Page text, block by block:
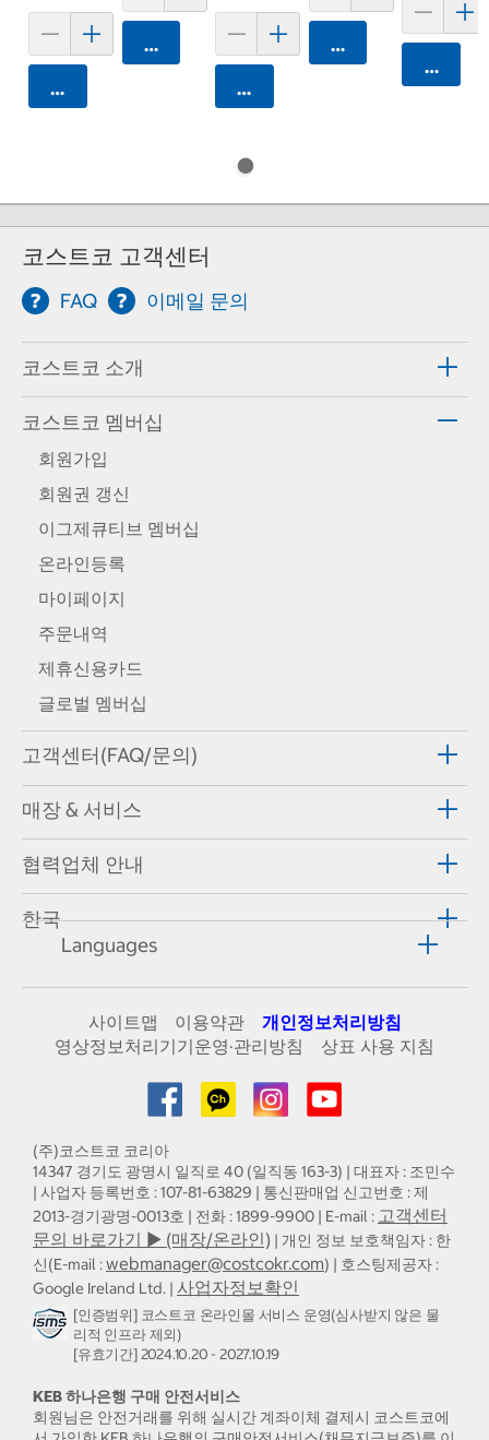
카트에 담기
카트에 담기
카트에 담기
카트에 담기
카트에
코스트코 고객센터
FAQ 이메일 문의
코스트코 소개
코스트코 멤버십
회원가입
회원권 갱신
이그제큐티브 멤버십
온라인등록
마이페이지
주문내역
제휴신용카드
글로벌 멤버십
고객센터(FAQ/문의)
매장 & 서비스
협력업체 안내
한국
Languages
사이트맵 이용약관
개인정보처리방침
영상정보처리기기운영·관리방침
상표 사용 지침
(주)코스트코 코리아
14347 경기도 광명시 일직로 40 (일직동 163-3) | 대표자 : 조민수
| 사업자 등록번호 : 107-81-63829 | 통신판매업 신고번호 : 제
2013-경기광명-0013호 | 전화 : 1899-9900 | E-mail : 고객센터
문의 바로가기 ▶ (매장/온라인) | 개인 정보 보호책임자 : 한
신(E-mail :webmanager@costcokr.com) | 호스팅제공자 :
Google Ireland Ltd. | 사업자정보확인
[인증범위] 코스트코 온라인몰 서비스 운영(심사받지 않은 물
리적 인프라 제외)
[유효기간] 2024.10.20 - 2027.10.19
KEB 하나은행 구매 안전서비스
회원님은 안전거래를 위해 실시간 계좌이체 결제시 코스트코에